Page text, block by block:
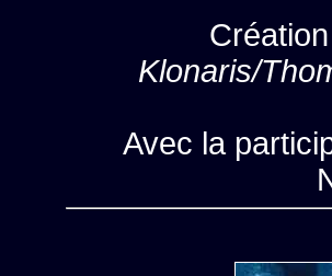
Klonaris/
Avec la